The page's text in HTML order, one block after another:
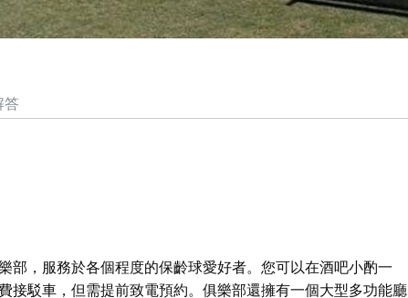
答
部，服務於各個程度的保齡球愛好者。您可以在酒吧小酌一
接駁車，但需提前致電預約。俱樂部還擁有一個大型多功能廳